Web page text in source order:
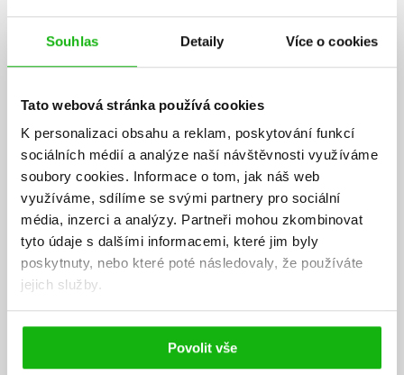
Souhlas Detaily Více o cookies
Tato webová stránka používá cookies
K personalizaci obsahu a reklam, poskytování funkcí
sociálních médií a analýze naší návštěvnosti využíváme
soubory cookies. Informace o tom, jak náš web
využíváme, sdílíme se svými partnery pro sociální
média, inzerci a analýzy. Partneři mohou zkombinovat
tyto údaje s dalšími informacemi, které jim byly
poskytnuty, nebo které poté následovaly, že používáte
jejich služby.
Povolit vše
- Vliv dokončovacího zpracování na předtiskovou přípravu, knižní
Publikace obsahuje více než 500 obrázků, z toho více než 100
aplikacích sady Adobe Creative Suite 3. Nechybí ani slovníček
důležitých pojmů.
O autorce:
Zdenka Dvořáková
vystudovala střední a následně vyšší odbornou školu grafickou se
zaměřením na polygrafii a zpracování tiskovin. V současnosti pracuje
jako DTP operátorka v programech sady Adobe Creative Suite,
QuarkXPress a Adobe FrameMaker. Tuto knihu podle vlastních slov
podstatné, a přitom často obtížně dostupné informace z oboru.
Ke stažení